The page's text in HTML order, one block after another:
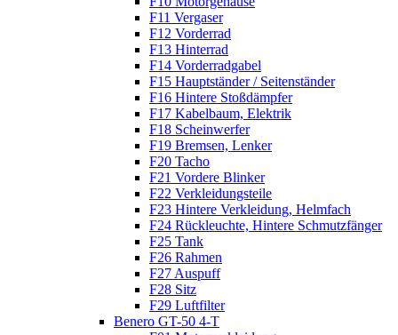
F11 Vergaser
F12 Vorderrad
F13 Hinterrad
F14 Vorderradgabel
F15 Hauptständer / Seitenständer
F16 Hintere Stoßdämpfer
F17 Kabelbaum, Elektrik
F18 Scheinwerfer
F19 Bremsen, Lenker
F20 Tacho
F21 Vordere Blinker
F22 Verkleidungsteile
F23 Hintere Verkleidung, Helmfach
F24 Rückleuchte, Hintere Schmutzfänger
F25 Tank
F26 Rahmen
F27 Auspuff
F28 Sitz
F29 Luftfilter
Benero GT-50 4-T